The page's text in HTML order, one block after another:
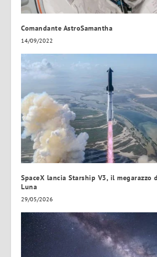
Comandante AstroSamantha
14/09/2022
SpaceX lancia Starship V3, il megarazzo
Luna
29/05/2026